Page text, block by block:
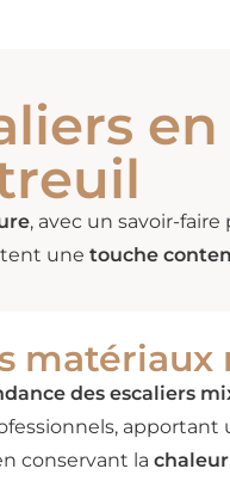
, avec un savoir-
une touche
matériaux
des escaliers
apportant
conservant la